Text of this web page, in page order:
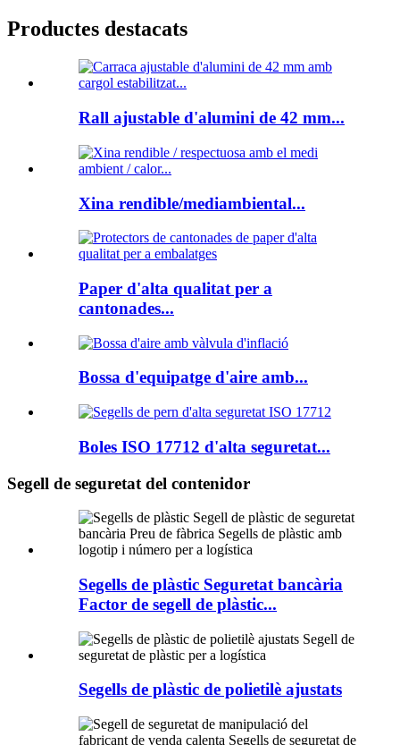
Productes destacats
Rall ajustable d'alumini de 42 mm...
Xina rendible/mediambiental...
Paper d'alta qualitat per a
cantonades...
Bossa d'equipatge d'aire amb...
Boles ISO 17712 d'alta seguretat...
Segell de seguretat del contenidor
Segells de plàstic Seguretat bancària
Factor de segell de plàstic...
Segells de plàstic de polietilè ajustats